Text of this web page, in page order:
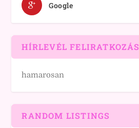
Google
HÍRLEVÉL FELIRATKOZÁS
hamarosan
RANDOM LISTINGS